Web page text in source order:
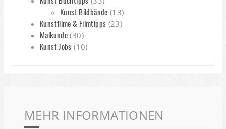
Kunst Bildbände (13)
Kunstfilme & Filmtipps (23)
Malkunde (30)
Kunst Jobs (10)
MEHR INFORMATIONEN